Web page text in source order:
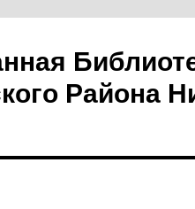
Района